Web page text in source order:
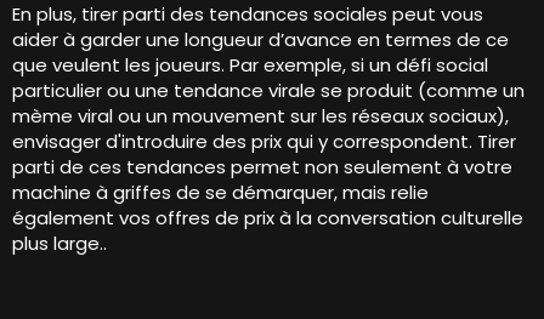
En plus, tirer parti des tendances sociales peut vous
aider à garder une longueur d’avance en termes de ce
que veulent les joueurs. Par exemple, si un défi social
particulier ou une tendance virale se produit (comme un
mème viral ou un mouvement sur les réseaux sociaux),
envisager d'introduire des prix qui y correspondent. Tirer
parti de ces tendances permet non seulement à votre
machine à griffes de se démarquer, mais relie
également vos offres de prix à la conversation culturelle
plus large..